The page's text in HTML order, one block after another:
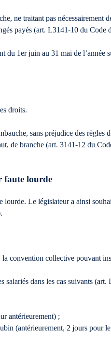
ne traitant pas nécessairement
payés (art. L3141-10 du Code
1er juin au 31 mai de l’année
droits.
sans préjudice des règles
de branche (art. 3141-12 du
faute lourde
lourde. Le législateur a ainsi
convention collective pouvant
dans les cas suivants
antérieurement) ;
(antérieurement, 2 jours pour